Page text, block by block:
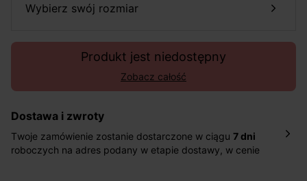
wybierz swój rozmiar
Produkt jest niedostępny
Zobacz całość
Dostawa i zwroty
Twoje zamówienie zostanie dostarczone w ciągu 7 dni
roboczych na adres podany w etapie dostawy, w cenie